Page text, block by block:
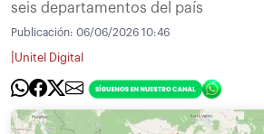
seis departamentos del país
Publicación: 06/06/2026 10:46
Unitel Digital